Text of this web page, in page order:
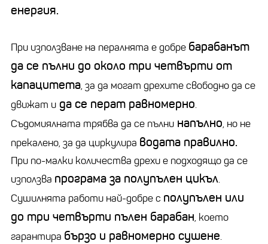
енергия.
При използване на пералнята е добре барабанът
да се пълни до около три четвърти от
капацитета, за да могат дрехите свободно да се
движат и да се перат равномерно.
Съдомиялната трябва да се пълни напълно, но не
прекалено, за да циркулира водата правилно.
При по-малки количества дрехи е подходящо да се
използва програма за полупълен цикъл.
Сушилнята работи най-добре с полупълен или
до три четвърти пълен барабан, което
гарантира бързо и равномерно сушене.